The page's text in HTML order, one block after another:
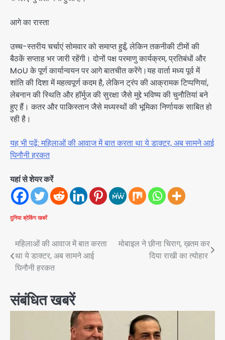
आगे का रास्ता
उच्च-स्तरीय चर्चाएं सोमवार को समाप्त हुईं, लेकिन तकनीकी टीमों की
बैठकें सप्ताह भर जारी रहेंगी। दोनों पक्ष परमाणु कार्यक्रम, प्रतिबंधों और
MoU के पूर्ण कार्यान्वयन पर आगे बातचीत करेंगे।यह वार्ता मध्य पूर्व में
शांति की दिशा में महत्वपूर्ण कदम है, लेकिन ट्रंप की आक्रामक टिप्पणियां,
लेबनान की स्थिति और हॉर्मुज की सुरक्षा जैसे मुद्दे भविष्य की चुनौतियां बने
हुए हैं। कतर और पाकिस्तान जैसे मध्यस्थों की भूमिका निर्णायक साबित हो
रही है।
यह भी पढ़ें: महिलाओं की आवाज में बात करता था ये डाक्टर, अब सामने आई
घिनौनी हरकत
यहां से शेयर करें
दुनिया ब्रेकिंग खबरें
Post
navigation
महिलाओं की आवाज में बात करता
था ये डाक्टर, अब सामने आई
घिनौनी हरकत
मोबाइल ने छीना चिराग, ख़तम कर
दिया राखी का त्योहार
संबंधित खबरें